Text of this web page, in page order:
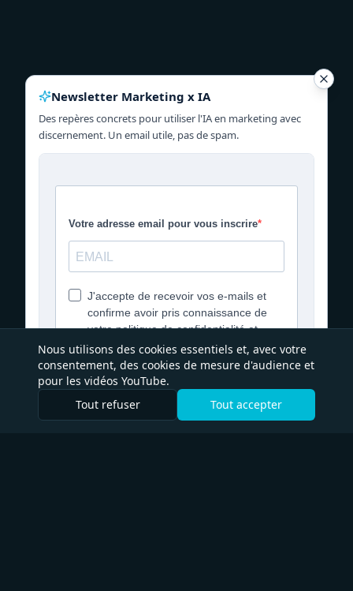
Nous utilisons des cookies essentiels et, avec votre
consentement, des cookies de mesure d'audience et
pour les vidéos YouTube.
Tout refuser
Tout accepter
Newsletter Marketing x IA
Des repères concrets pour utiliser l'IA en marketing avec
discernement. Un email utile, pas de spam.
Déjà inscrit·e ? Ne plus afficher